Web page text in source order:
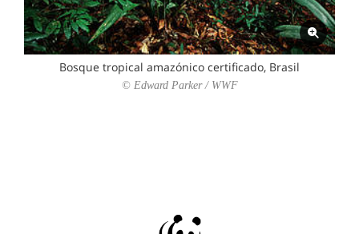
Bosque tropical amazónico certificado, Brasil
© Edward Parker / WWF